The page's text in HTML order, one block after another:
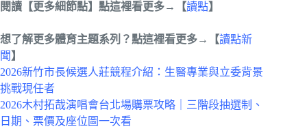
閱讀【更多細節點】點這裡看更多→【讀點】
想了解更多體育主題系列？點這裡看更多→【讀點新
聞 】
2026新竹市長候選人莊競程介紹：生醫專業與立委背景
挑戰現任者
2026木村拓哉演唱會台北場購票攻略｜三階段抽選制、
日期、票價及座位圖一次看